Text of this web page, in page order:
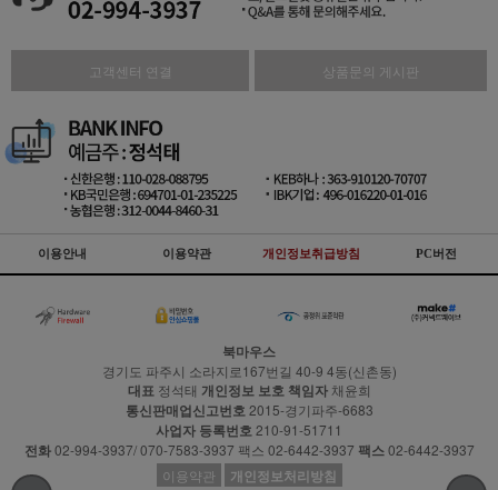
고객센터 연결 상품문의 게시판
이용안내 이용약관 개인정보취급방침 PC버전
북마우스
경기도 파주시 소라지로167번길 40-9 4동(신촌동)
대표 정석태 개인정보 보호 책임자채윤희
통신판매업신고번호 2015-경기파주-6683
사업자 등록번호210-91-51711
전화02-994-3937/ 070-7583-3937 팩스 02-6442-3937 팩스02-6442-3937
이용약관
개인정보처리방침